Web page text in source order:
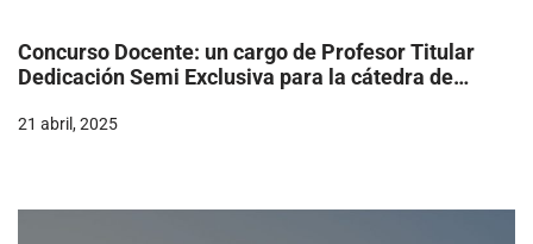
Concurso Docente: un cargo de Profesor Titular
Dedicación Semi Exclusiva para la cátedra de
21 abril, 2025